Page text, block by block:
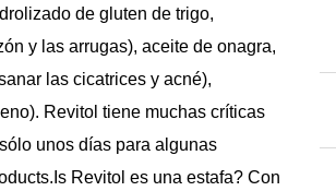
de gluten de trigo,
y las arrugas), aceite de onagra,
las cicatrices y acné),
Revitol tiene muchas críticas
unos días para algunas
Revitol es una estafa? Con